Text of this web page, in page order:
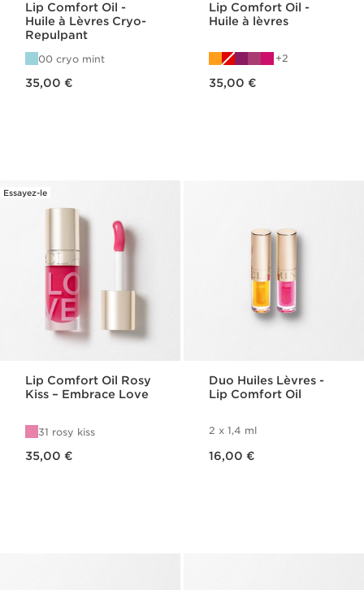
Lip Comfort Oil -
Huile à Lèvres Cryo-
Repulpant
00 cryo mint
35,00 €
Lip Comfort Oil -
Huile à lèvres
2
35,00 €
Essayez-le
Lip Comfort Oil Rosy
Kiss – Embrace Love
31 rosy kiss
35,00 €
Duo Huiles Lèvres -
Lip Comfort Oil
2 x 1,4 ml
16,00 €